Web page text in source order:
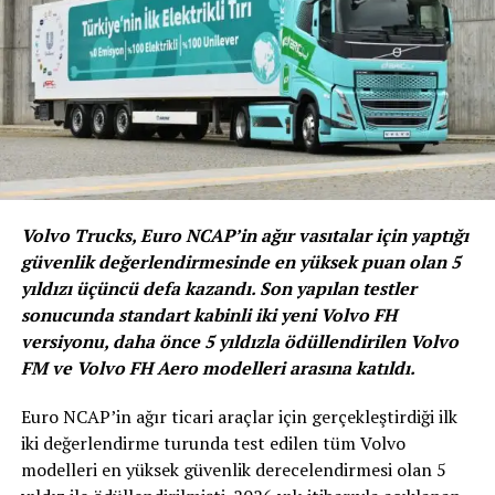
etti.
Volvo Trucks, Euro NCAP’in ağır vasıtalar için yaptığı
güvenlik değerlendirmesinde en yüksek puan olan 5
yıldızı üçüncü defa kazandı. Son yapılan testler
sonucunda standart kabinli iki yeni Volvo FH
versiyonu, daha önce 5 yıldızla ödüllendirilen Volvo
FM ve Volvo FH Aero modelleri arasına katıldı.
Euro NCAP’in ağır ticari araçlar için gerçekleştirdiği ilk
iki değerlendirme turunda test edilen tüm Volvo
modelleri en yüksek güvenlik derecelendirmesi olan 5